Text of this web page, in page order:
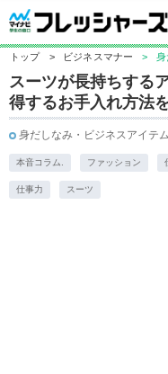
トップ > ビジネスマナー > 身
スーツが長持ちする
得するお手入れ方法
身だしなみ・ビジネスアイテム
本音コラム. ファッション
仕事力 スーツ